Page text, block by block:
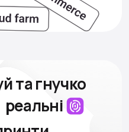
та гнучко
реальні